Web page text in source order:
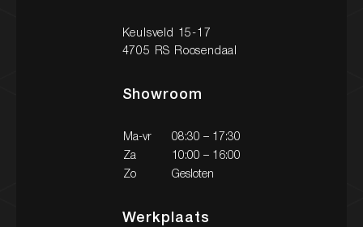
Nieuw binnen
Een occasion of wilt u een afspraak maken? Neem
Keulsveld 15-17
4705 RS Roosendaal
Showroom
Ma-vr
08:30 – 17:30
Za
10:00 – 16:00
Zo
Gesloten
Werkplaats